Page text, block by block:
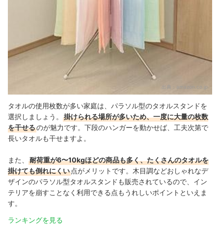
出典： amazon.co.jp
タオルの使用枚数が多い家庭は、パラソル型のタオルスタンドを
選択しましょう。
掛けられる場所が多いため、一度に大量の枚数
を干せるのが魅力です。下段のハンガーを動かせば、工夫次第で
長いタオルも干せますよ。
また、
耐荷重が6〜10kgほどの商品も多く、たくさんのタオルを
掛けても倒れにくい 点がメリットです。木目調などおしゃれなデ
ザインのパラソル型タオルスタンドも販売されているので、イン
テリアを崩すことなく利用できる点もうれしいポイントといえま
す。
ランキングを見る